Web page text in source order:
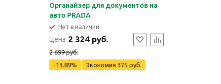
Органайзер для документов на
авто PRADA
Нет в наличии
Цена 2 324 руб.
2 699 руб.
-13.89%
Экономия 375 руб.